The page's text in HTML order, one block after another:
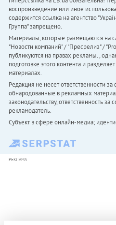
воспроизведение или иное
содержится ссылка на агентство
Группа" запрещено.
Материалы, которые размещаются на
"Новости компаний" / "Пресрелиз" /
публикуются на правах рекламы. ,
подготовке этого контента и
материалах.
Редакция не несет ответственности
обнародованные в рекламных
законодательству, ответственность
рекламодатель.
Субъект в сфере онлайн-медиа;
РЕКЛАМА